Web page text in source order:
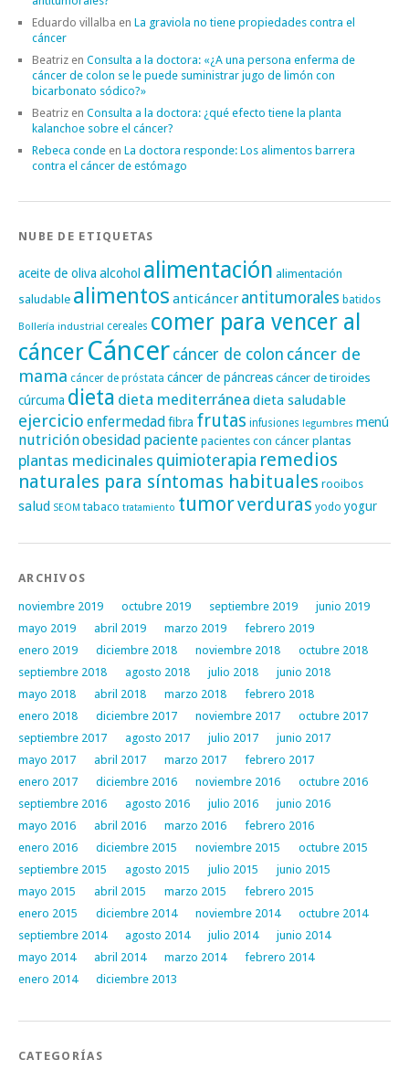
Eduardo villalba en La graviola no tiene propiedades contra el
cáncer
Beatriz en Consulta a la doctora: «¿A una persona enferma de
cáncer de colon se le puede suministrar jugo de limón con
bicarbonato sódico?»
Beatriz en Consulta a la doctora: ¿qué efecto tiene la planta
kalanchoe sobre el cáncer?
Rebeca conde en La doctora responde: Los alimentos barrera
contra el cáncer de estómago
NUBE DE ETIQUETAS
aceite de oliva alcohol alimentación alimentación
saludable alimentos anticáncer antitumorales batidos
Bollería industrial cereales comer para vencer al
cáncerCáncer cáncer de colon cáncer de
mama cáncer de próstata cáncer de páncreascáncer de tiroides
cúrcuma dieta dieta mediterránea dieta saludable
ejercicio enfermedadfibra frutas infusiones legumbres menú
nutriciónobesidad paciente pacientes con cáncer plantas
plantas medicinales quimioterapia remedios
naturales para síntomas habituales rooibos
salud SEOM tabaco tratamiento tumorverduras yodo yogur
ARCHIVOS
noviembre 2019 octubre 2019 septiembre 2019
junio 2019
mayo 2019
abril 2019 marzo 2019
febrero 2019
enero 2019
diciembre 2018 noviembre 2018
octubre 2018
septiembre 2018
agosto 2018 julio 2018
junio 2018
mayo 2018
abril 2018 marzo 2018
febrero 2018
enero 2018
diciembre 2017 noviembre 2017
octubre 2017
septiembre 2017
agosto 2017 julio 2017
junio 2017
mayo 2017
abril 2017 marzo 2017
febrero 2017
enero 2017
diciembre 2016 noviembre 2016
octubre 2016
septiembre 2016
agosto 2016 julio 2016
junio 2016
mayo 2016
abril 2016 marzo 2016
febrero 2016
enero 2016
diciembre 2015 noviembre 2015
octubre 2015
septiembre 2015
agosto 2015 julio 2015
junio 2015
mayo 2015
abril 2015 marzo 2015
febrero 2015
enero 2015
diciembre 2014 noviembre 2014
octubre 2014
septiembre 2014
agosto 2014 julio 2014
junio 2014
mayo 2014
abril 2014 marzo 2014
febrero 2014
enero 2014
diciembre 2013
CATEGORÍAS